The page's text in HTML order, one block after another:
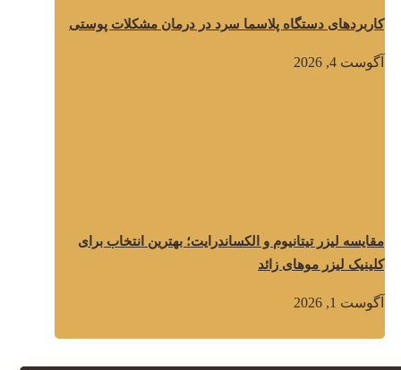
کاربردهای دستگاه پلاسما سرد در درمان مشکلات پوستی
آگوست 4, 2026
مقایسه لیزر تیتانیوم و الکساندرایت؛ بهترین انتخاب برای
کلینیک لیزر موهای زائد
آگوست 1, 2026